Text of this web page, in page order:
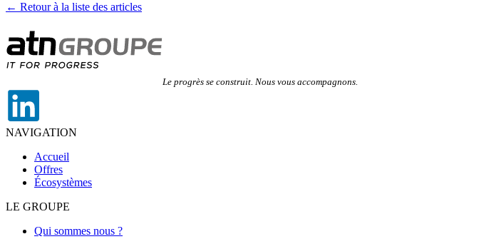
← Retour à la liste des articles
Le progrès se construit. Nous vous accompagnons.
NAVIGATION
Accueil
Offres
Écosystèmes
LE GROUPE
Qui sommes nous ?